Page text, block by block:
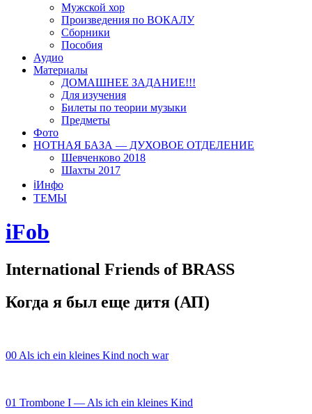
Мужской хор
Произведения по ВОКАЛУ
Сборники
Пособия
Аудио
Материалы
ДОМАШНЕЕ ЗАДАНИЕ!!!
Для изучения
Билеты по теории музыки
Предметы
Фото
НОТНАЯ БАЗА — ДУХОВОЕ ОТДЕЛЕНИЕ
Шевченково 2018
Шахты 2017
ℹ️Инфо
ТЕМЫ
iFob
International Friends of BRASS
Когда я был еще дитя (АП)
00 Als ich ein kleines Kind noch war
01 Trombone I — Als ich ein kleines Kind